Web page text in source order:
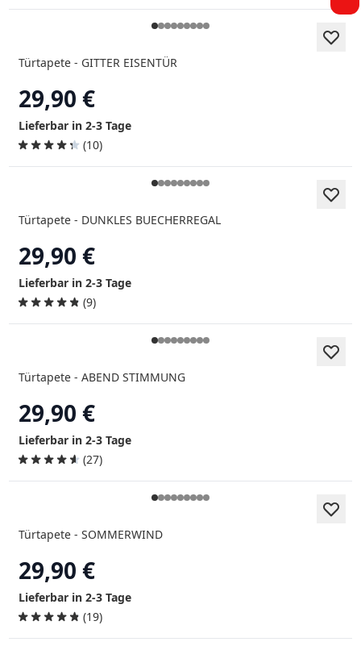
Türtapete - GITTER EISENTÜR
29,90 €
Lieferbar in 2-3 Tage
(10)
Türtapete - DUNKLES BUECHERREGAL
29,90 €
Lieferbar in 2-3 Tage
(9)
Türtapete - ABEND STIMMUNG
29,90 €
Lieferbar in 2-3 Tage
(27)
Türtapete - SOMMERWIND
29,90 €
Lieferbar in 2-3 Tage
(19)